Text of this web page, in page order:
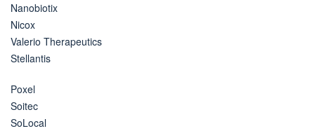
Nanobiotix
Nicox
Valerio Therapeutics
Stellantis
Poxel
Soitec
SoLocal